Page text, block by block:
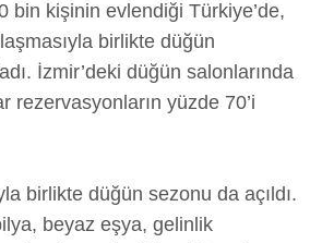
bin kişinin evlendiği Türkiye’de,
birlikte düğün
İzmir’deki düğün salonlarında
rezervasyonların yüzde 70’i
birlikte düğün sezonu da açıldı.
beyaz eşya, gelinlik